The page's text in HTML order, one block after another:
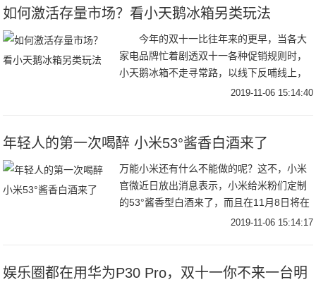
如何激活存量市场？看小天鹅冰箱另类玩法
今年的双十一比往年来的更早，当各大
家电品牌忙着剧透双十一各种促销规则时，
小天鹅冰箱不走寻常路，以线下反哺线上，
通过一场“时光旅行馆”的线下场景体验活
2019-11-06 15:14:40
年轻人的第一次喝醉 小米53°酱香白酒来了
万能小米还有什么不能做的呢？这不，小米
官微近日放出消息表示，小米给米粉们定制
的53°酱香型白酒来了，而且在11月8日将在
小米有品内进行发售。对于这款定制酒小米
2019-11-06 15:14:17
娱乐圈都在用华为P30 Pro，双十一你不来一台明